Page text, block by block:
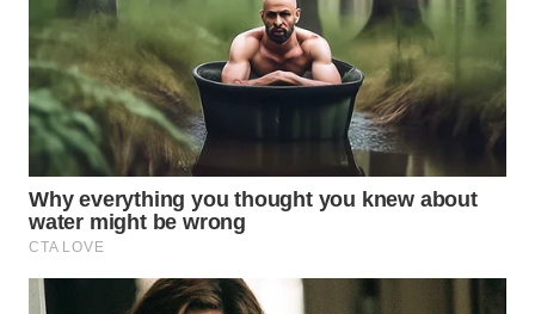
SULSEL
WN
GORONTALO
WN
SULUT